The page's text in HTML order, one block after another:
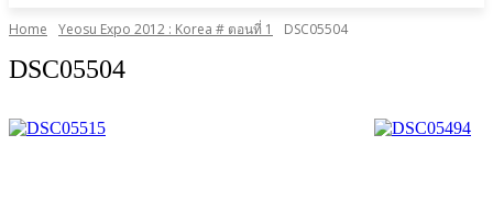
Home Yeosu Expo 2012 : Korea # ตอนที่ 1 DSC05504
DSC05504